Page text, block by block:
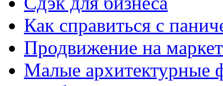
Как справиться с
Продвижение на
Малые архитектурные